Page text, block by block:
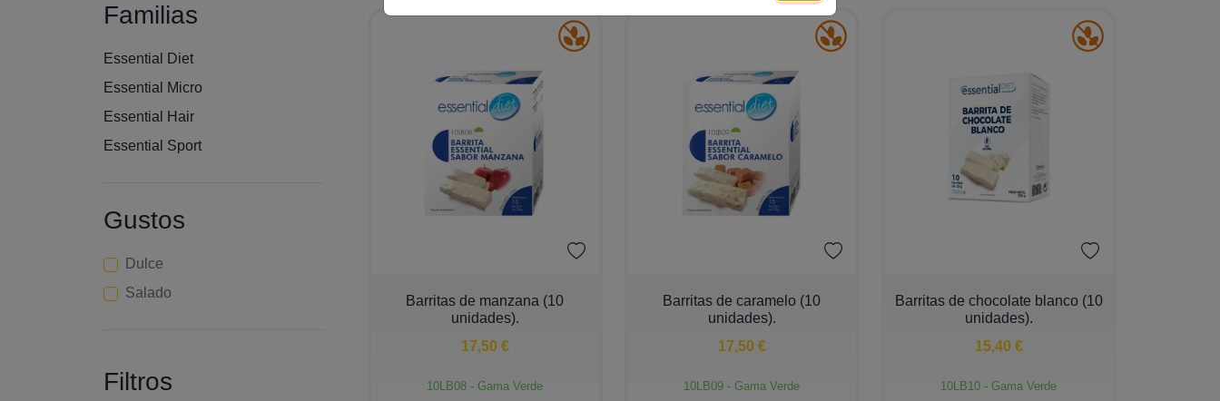
Familias
Essential Diet
Essential Micro
Essential Hair
Essential Sport
Gustos
Dulce
Salado
Filtros
+
Barritas de manzana (10
unidades).
17,50 €
10LB08 - Gama Verde
+
Barritas de caramelo (10
unidades).
17,50 €
10LB09 - Gama Verde
− +
Barritas de chocolate blanco (10
unidades).
15,40 €
10LB10 - Gama Verde